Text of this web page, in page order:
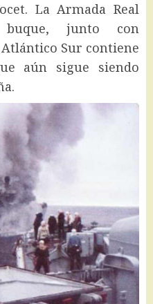
La Armada Real
junto con
Sur contiene
aún sigue siendo